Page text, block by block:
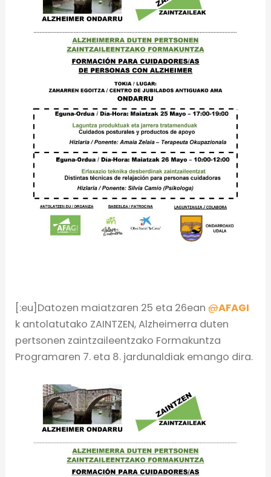
[:eu]Datozen maiatzaren 25 eta 26ean@AFAGI
k antolatutako ZAINTZEN, Alzheimerra duten
pertsonen zaintzaileentzako Formakuntza
Programaren 7. eta 8. jardunaldiak emango dira.